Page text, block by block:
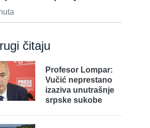
čitaju
Profesor Lompar:
Vučić neprestano
izaziva unutrašnje
srpske sukobe